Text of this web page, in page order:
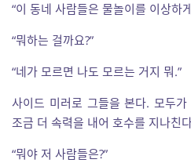
“이 동네 사람들은 물놀이를 이상하
“뭐하는 걸까요?”
“네가 모르면 나도 모르는 거지 뭐.”
사이드 미러로 그들을 본다. 모두
조금 더 속력을 내어 호수를 지나친
“뭐야 저 사람들은?”